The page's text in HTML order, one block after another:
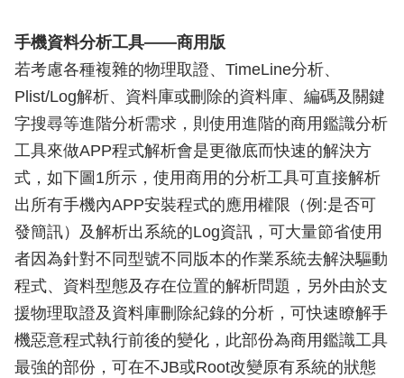
手機資料分析工具——商用版
若考慮各種複雜的物理取證、TimeLine分析、
Plist/Log解析、資料庫或刪除的資料庫、編碼及關鍵
字搜尋等進階分析需求，則使用進階的商用鑑識分析
工具來做APP程式解析會是更徹底而快速的解決方
式，如下圖1所示，使用商用的分析工具可直接解析
出所有手機內APP安裝程式的應用權限（例:是否可
發簡訊）及解析出系統的Log資訊，可大量節省使用
者因為針對不同型號不同版本的作業系統去解決驅動
程式、資料型態及存在位置的解析問題，另外由於支
援物理取證及資料庫刪除紀錄的分析，可快速瞭解手
機惡意程式執行前後的變化，此部份為商用鑑識工具
最強的部份，可在不JB或Root改變原有系統的狀態